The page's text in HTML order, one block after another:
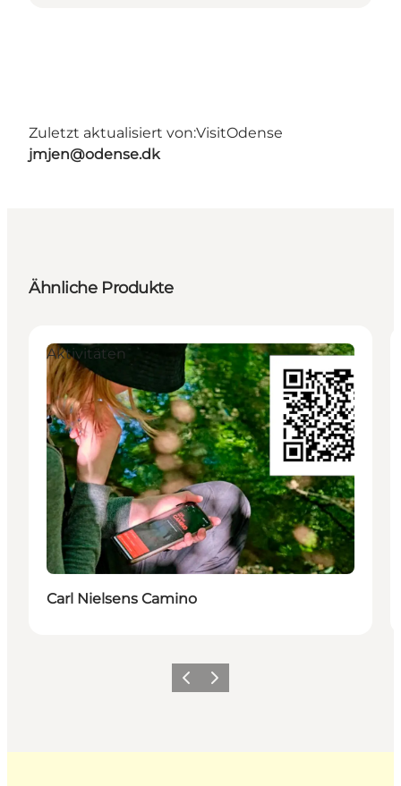
Zuletzt aktualisiert von:VisitOdense
jmjen@odense.dk
Ähnliche Produkte
Aktivitäten
Carl Nielsens Camino
ZurückWeiter